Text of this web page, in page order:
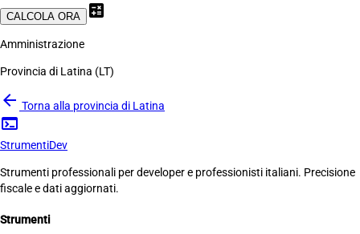
CALCOLA ORA calculate
Amministrazione
Provincia di Latina (LT)
arrow_back Torna alla provincia di Latina
terminal
StrumentiDev
Strumenti professionali per developer e professionisti italiani. Precisione
fiscale e dati aggiornati.
Strumenti